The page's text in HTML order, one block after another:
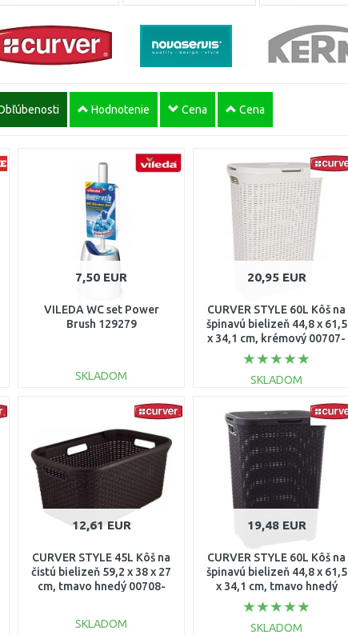
Hodnotenie Cena Cena
7,50 EUR
VILEDA WC set Power
Brush 129279
SKLADOM
DO KOŠÍKA
Porovnať
20,95 EUR
CURVER STYLE 60L Kôš na
špinavú bielizeň 44,8 x 61,5
x 34,1 cm, krémový 00707-
885
SKLADOM
DO KOŠÍKA
Porovnať
12,61 EUR
CURVER STYLE 45L Kôš na
čistú bielizeň 59,2 x 38 x 27
cm, tmavo hnedý 00708-
SKLADOM
19,48 EUR
CURVER STYLE 60L Kôš na
špinavú bielizeň 44,8 x 61,5
x 34,1 cm, tmavo hnedý
00707-210
SKLADOM